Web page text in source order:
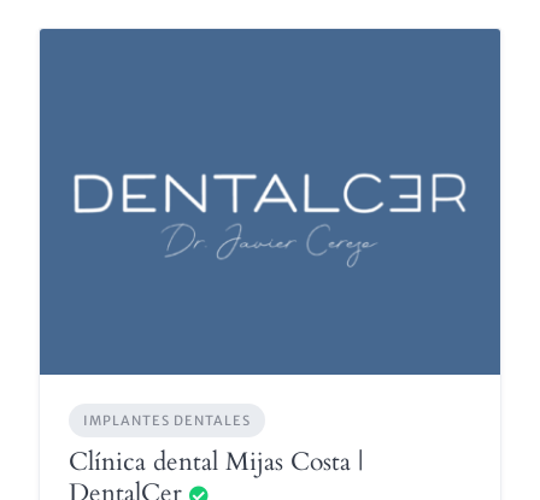
IMPLANTES DENTALES
Clínica dental Mijas Costa |